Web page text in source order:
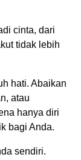
cinta, dari
tidak lebih
hati. Abaikan
atau
hanya diri
bagi Anda.
sendiri.